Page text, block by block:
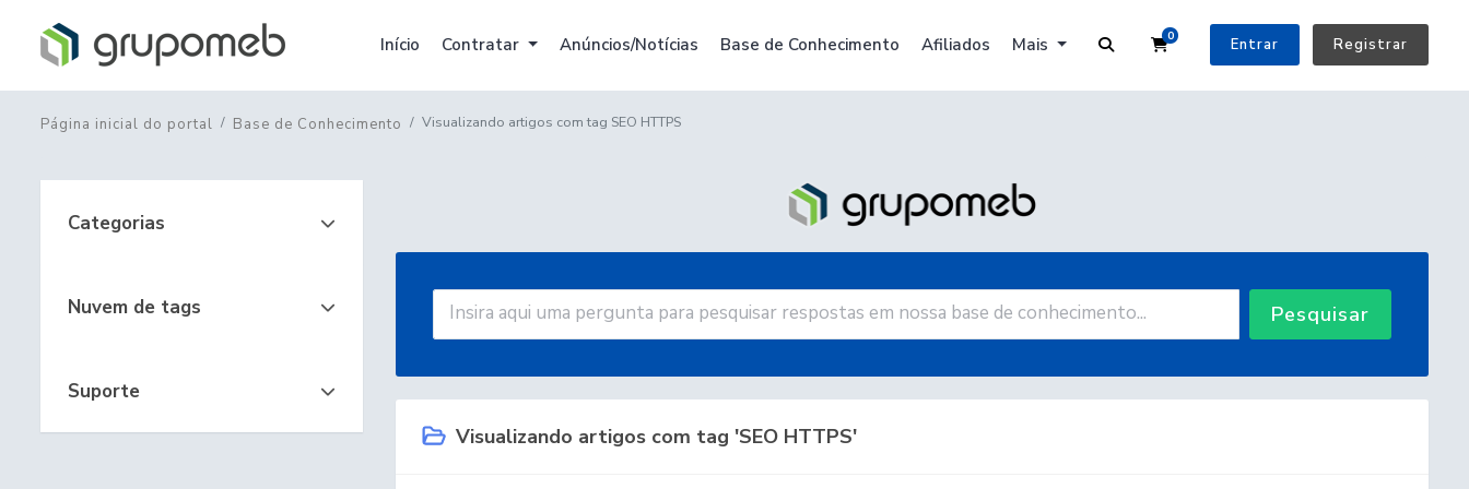
Início Contratar Anúncios/Notícias Base de Conhecimento Afiliados Mais 0Carrinho de Compras
Entrar Registrar
Página inicial do portal Base de Conhecimento Visualizando artigos com tag SEO HTTPS
Categorias
Nuvem de tags
Suporte
Pesquisar
Visualizando artigos com tag 'SEO HTTPS'